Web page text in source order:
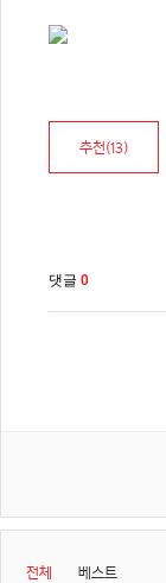
추천(13)
댓글 0
전체 베스트